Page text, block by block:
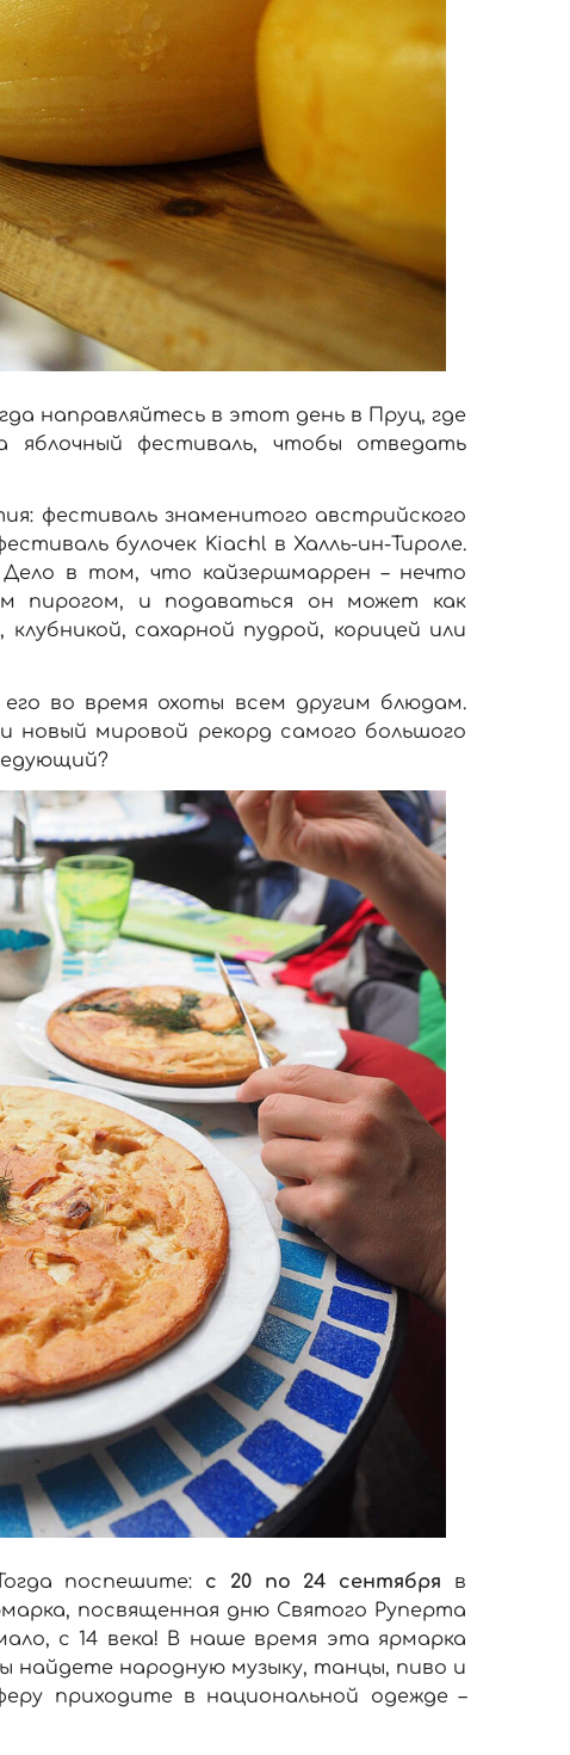
направляйтесь в этот день в Пруц, где
фестиваль, чтобы отведать
фестиваль знаменитого австрийского
булочек Kiachl в Халль-ин-Тироле.
в том, что кайзершмаррен – нечто
пирогом, и подаваться он может как
сахарной пудрой, корицей или
во время охоты всем другим блюдам.
новый мировой рекорд самого большого
поспешите: с 20 по 24 сентября в
посвященная дню Святого Руперта
с 14 века! В наше время эта ярмарка
найдете народную музыку, танцы, пиво и
приходите в национальной одежде –